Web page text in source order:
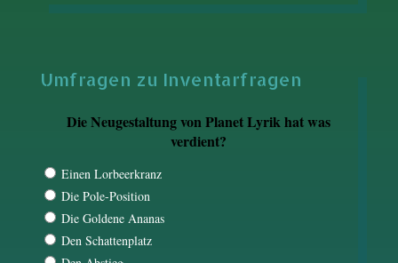
Umfragen zu Inventarfragen
Die Neugestaltung von Planet Lyrik hat was
verdient?
Einen Lorbeerkranz
Die Pole-Position
Die Goldene Ananas
Den Schattenplatz